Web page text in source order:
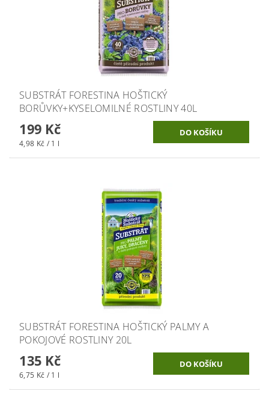
SUBSTRÁT FORESTINA HOŠTICKÝ
BORŮVKY+KYSELOMILNÉ ROSTLINY 40L
199 Kč
4,98 Kč / 1 l
SUBSTRÁT FORESTINA HOŠTICKÝ PALMY A
POKOJOVÉ ROSTLINY 20L
135 Kč
6,75 Kč / 1 l